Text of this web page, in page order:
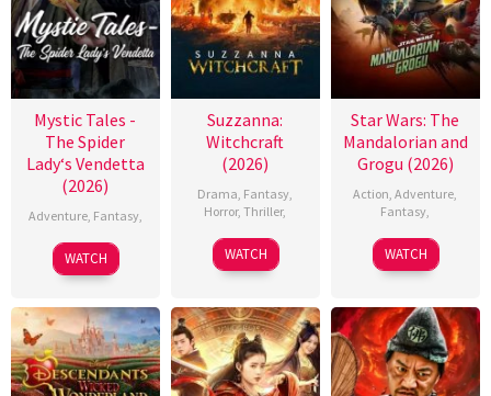
Mystic Tales -
The Spider
Lady‘s Vendetta
(2026)
Adventure, Fantasy,
WATCH
Suzzanna:
Witchcraft
(2026)
Drama, Fantasy,
Horror,Thriller,
WATCH
Star Wars: The
Mandalorian and
Grogu (2026)
Action,Adventure,
Fantasy,
WATCH